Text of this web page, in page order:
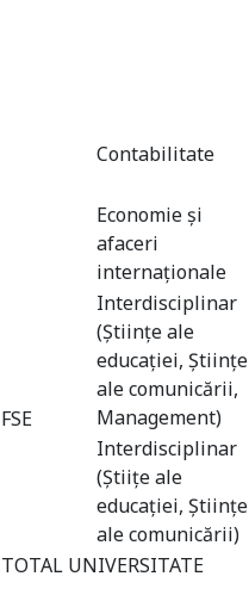
Contabilitate
Economie și
afaceri
internaționale
FSE
Interdisciplinar
(Științe ale
educației, Științe
ale comunicării,
Management)
Interdisciplinar
(Știițe ale
educației, Științe
ale comunicării)
TOTAL UNIVERSITATE